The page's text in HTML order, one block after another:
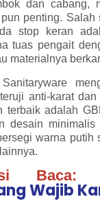
dan cabang,
penting. Salah
stop keran
tuas pengait
materialnya
anti-karat
terbaik adalah
desain minimalis
warna putih
Baca:
Wajib